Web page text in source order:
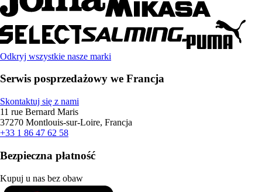
Odkryj wszystkie nasze marki
Serwis posprzedażowy we Francja
Skontaktuj się z nami
11 rue Bernard Maris
37270 Montlouis-sur-Loire, Francja
+33 1 86 47 62 58
Bezpieczna płatność
Kupuj u nas bez obaw